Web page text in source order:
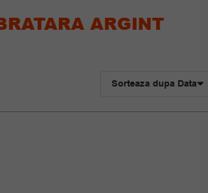
ARGINT
Sorteaza dupa Data